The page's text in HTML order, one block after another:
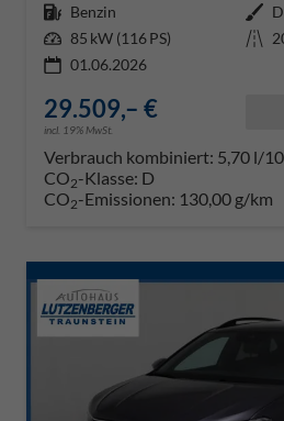
Kraftstoff Benzin Außenfarbe
Leistung 85 kW (116 PS) Kilometerstand
01.06.2026
29.509,– €
incl. 19% MwSt.
Verbrauch kombiniert: 5,70 l/
CO2-Klasse: D
CO2-Emissionen: 130,00 g/km